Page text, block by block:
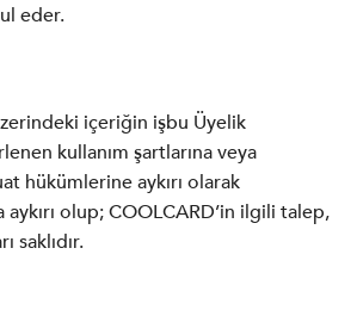
eder.
içeriğin işbu Üyelik
kullanım şartlarına veya
hükümlerine aykırı olarak
aykırı olup; COOLCARD’in ilgili talep,
saklıdır.